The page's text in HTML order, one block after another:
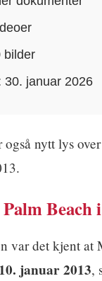
bilder
30. januar 2026
også nytt lys
Beach
var det kjent at
januar 2013,